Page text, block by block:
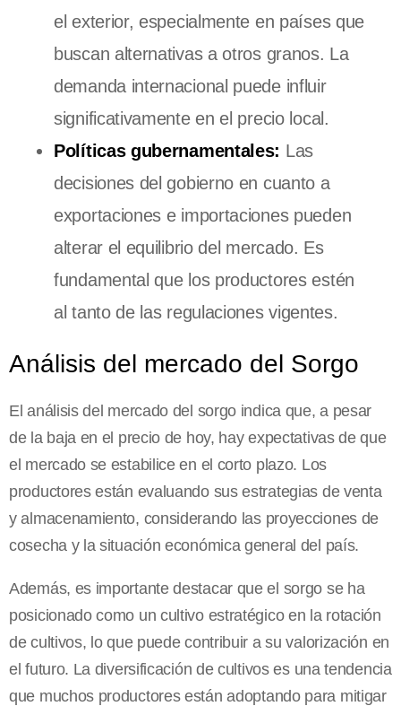
el exterior, especialmente en países que
buscan alternativas a otros granos. La
demanda internacional puede influir
significativamente en el precio local.
Políticas gubernamentales: Las
decisiones del gobierno en cuanto a
exportaciones e importaciones pueden
alterar el equilibrio del mercado. Es
fundamental que los productores estén
al tanto de las regulaciones vigentes.
Análisis del mercado del Sorgo
El análisis del mercado del sorgo indica que, a pesar
de la baja en el precio de hoy, hay expectativas de que
el mercado se estabilice en el corto plazo. Los
productores están evaluando sus estrategias de venta
y almacenamiento, considerando las proyecciones de
cosecha y la situación económica general del país.
Además, es importante destacar que el sorgo se ha
posicionado como un cultivo estratégico en la rotación
de cultivos, lo que puede contribuir a su valorización en
el futuro. La diversificación de cultivos es una tendencia
que muchos productores están adoptando para mitigar